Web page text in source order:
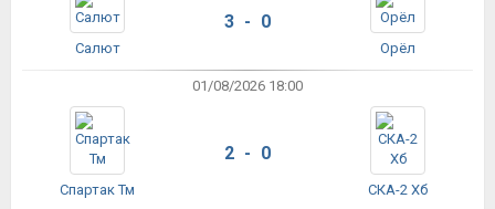
Салют
3 - 0
Орёл
01/08/2026 18:00
Спартак Тм
2 - 0
СКА-2 Хб